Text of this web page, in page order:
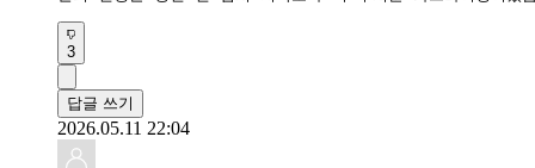
3
답글 쓰기
2026.05.11 22:04